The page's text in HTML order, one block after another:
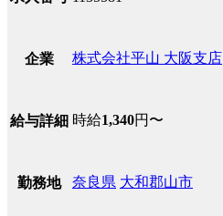
企業 株式会社平山 大阪支店
給与詳細 時給1,340円〜
勤務地 奈良県 大和郡山市